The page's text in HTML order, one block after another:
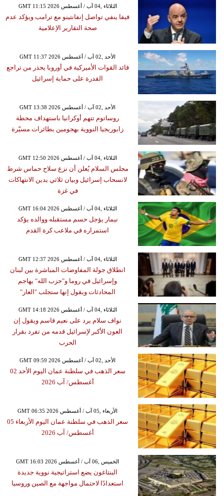
GMT 11:15 2026 الثلاثاء ,04 آب / أغسطس
فيفا ينفي تواصل إنفانتينو مع ترامب ويؤكد عدم
صحة التقارير الإعلامية
GMT 11:37 2026 الأحد ,02 آب / أغسطس
قائد القوات الأميركية في أوروبا يحذر من تراجع
القدرة على حماية إسرائيل
GMT 13:38 2026 الأحد ,02 آب / أغسطس
روساتوم تتهم أوكرانيا باستهداف محطة
زابوريجيا النووية بهجومين بطائرات مسيّرة
GMT 12:50 2026 الثلاثاء ,04 آب / أغسطس
مجلس السلام يُعلن أن نزع سلاح حماس شرط
لانسحاب إسرائيل وبيان ثلاثي يدين الانتهاكات
في غزة
GMT 16:04 2026 الثلاثاء ,04 آب / أغسطس
نيمار يؤجل حسم مستقبله ووالده يؤكد
استمراره في ملاعب كرة القدم
GMT 12:37 2026 الثلاثاء ,04 آب / أغسطس
انطلاق جولة المفاوضات المباشرة بين لبنان
وإسرائيل في روما و"حزب الله" يهاجم
المحادثات ويقول إنها ستجلب "العار"
GMT 14:18 2026 الثلاثاء ,04 آب / أغسطس
نواف سلام يرد على نعيم قاسم ويقول إن
العون الأكبر لإسرائيل قدمه من تفرد بقرار
الحرب
GMT 09:59 2026 الأحد ,02 آب / أغسطس
سعر الذهب في سلطنة عمان اليوم الأحد 02
أغسطس/ آب 2026
GMT 06:35 2026 الأربعاء ,05 آب / أغسطس
سعر الذهب في سلطنة عمان اليوم الأربعاء 05
أغسطس/ آب 2026
GMT 16:03 2026 الخميس ,06 آب / أغسطس
البنتاغون يضع استراتيجية نووية جديدة
استعدادًا لاحتمال مواجهة مع الصين وروسيا